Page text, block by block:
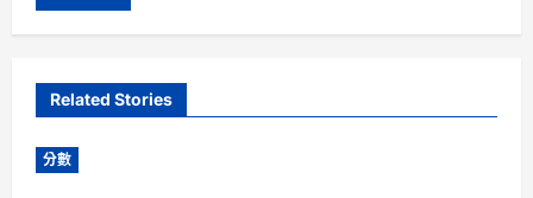
Related Stories
分數